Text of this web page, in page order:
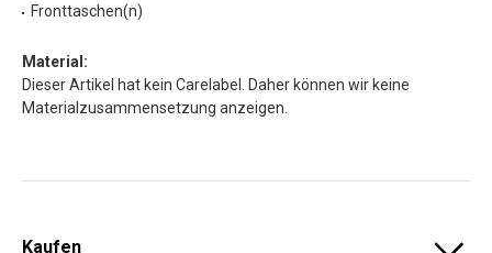
Fronttaschen(n)
Material:
Dieser Artikel hat kein Carelabel. Daher können wir keine
Materialzusammensetzung anzeigen.
Kaufen